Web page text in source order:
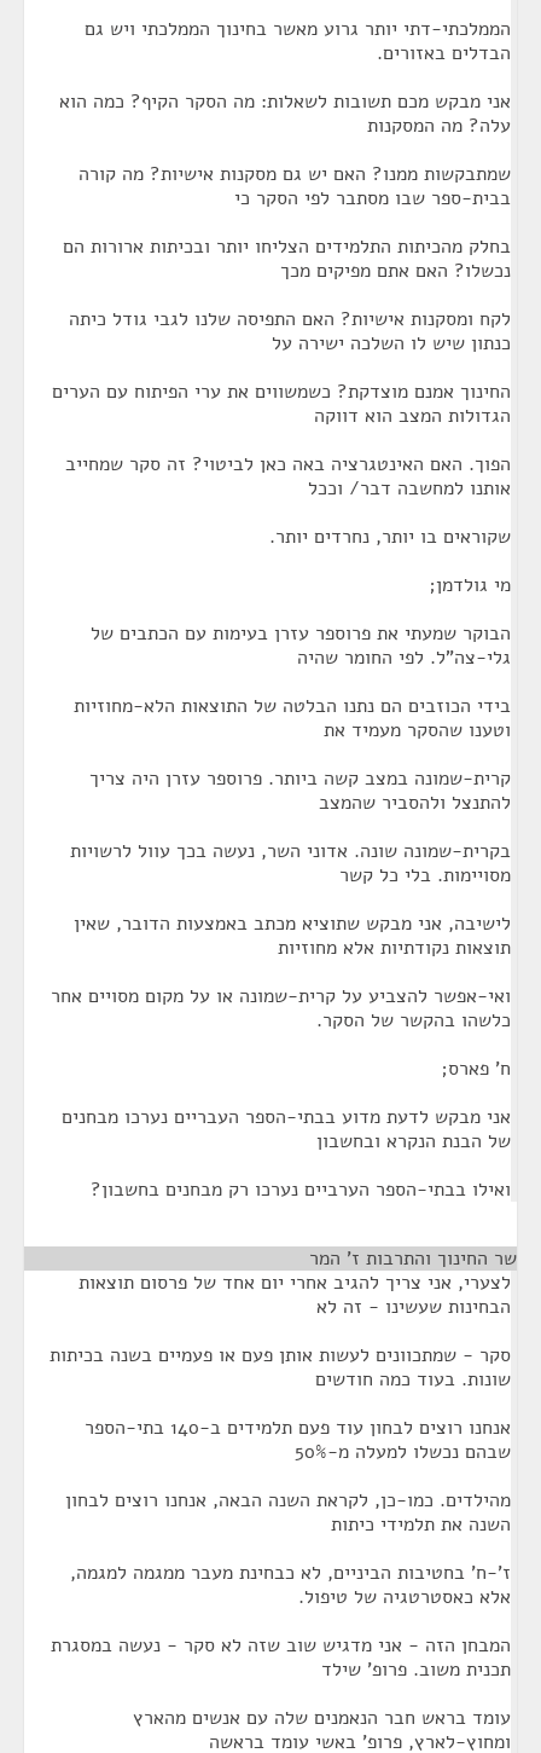
הממלכתי-דתי יותר גרוע מאשר בחינוך הממלכתי ויש גם
הבדלים באזורים.
אני מבקש מכם תשובות לשאלות: מה הסקר הקיף? כמה הוא
עלה? מה המסקנות
שמתבקשות ממנו? האם יש גם מסקנות אישיות? מה קורה
בבית-ספר שבו מסתבר לפי הסקר כי
בחלק מהכיתות התלמידים הצליחו יותר ובכיתות ארורות הם
נכשלו? האם אתם מפיקים מכך
לקח ומסקנות אישיות? האם התפיסה שלנו לגבי גודל כיתה
כנתון שיש לו השלכה ישירה על
החינוך אמנם מוצדקת? כשמשווים את ערי הפיתוח עם הערים
הגדולות המצב הוא דווקה
הפוך. האם האינטגרציה באה כאן לביטוי? זה סקר שמחייב
אותנו למחשבה דבר/ וככל
שקוראים בו יותר, נחרדים יותר.
מי גולדמן;
הבוקר שמעתי את פרוספר עזרן בעימות עם הכתבים של
גלי-צה"ל. לפי החומר שהיה
בידי הכוזבים הם נתנו הבלטה של התוצאות הלא-מחוזיות
וטענו שהסקר מעמיד את
קרית-שמונה במצב קשה ביותר. פרוספר עזרן היה צריך
להתנצל ולהסביר שהמצב
בקרית-שמונה שונה. אדוני השר, נעשה בכך עוול לרשויות
מסויימות. בלי כל קשר
לישיבה, אני מבקש שתוציא מכתב באמצעות הדובר, שאין
תוצאות נקודתיות אלא מחוזיות
ואי-אפשר להצביע על קרית-שמונה או על מקום מסויים אחר
כלשהו בהקשר של הסקר.
ח' פארס;
אני מבקש לדעת מדוע בבתי-הספר העבריים נערכו מבחנים
של הבנת הנקרא ובחשבון
ואילו בבתי-הספר הערביים נערכו רק מבחנים בחשבון?
שר החינוך והתרבות ז' המר
לצערי, אני צריך להגיב אחרי יום אחד של פרסום תוצאות
הבחינות שעשינו - זה לא
סקר - שמתכוונים לעשות אותן פעם או פעמיים בשנה בכיתות
שונות. בעוד כמה חודשים
אנחנו רוצים לבחון עוד פעם תלמידים ב-140 בתי-הספר
שבהם נכשלו למעלה מ-50%
מהילדים. כמו-כן, לקראת השנה הבאה, אנחנו רוצים לבחון
השנה את תלמידי כיתות
ז'-ח' בחטיבות הביניים, לא כבחינת מעבר ממגמה למגמה,
אלא כאסטרטגיה של טיפול.
המבחן הזה - אני מדגיש שוב שזה לא סקר - נעשה במסגרת
תכנית משוב. פרופ' שילד
עומד בראש חבר הנאמנים שלה עם אנשים מהארץ
ומחוץ-לארץ, פרופ' באשי עומד בראשה